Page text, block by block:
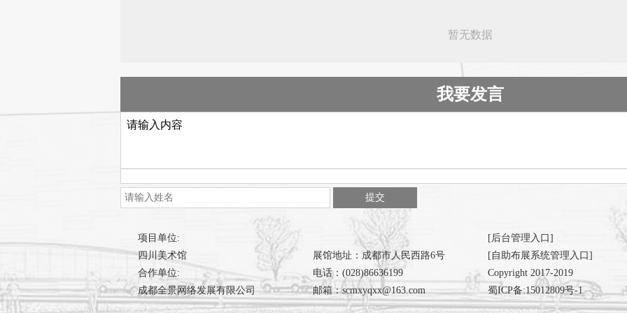
暂无数据
我要发言
项目单位:
四川美术馆
合作单位:
成都全景网络发展有限公司
展馆地址：成都市人民西路6号
电话：(028)86636199
邮箱：scmxyqxx@163.com
[后台管理入口]
[自助布展系统管理入口]
Copyright 2017-2019
蜀ICP备:15012809号-1